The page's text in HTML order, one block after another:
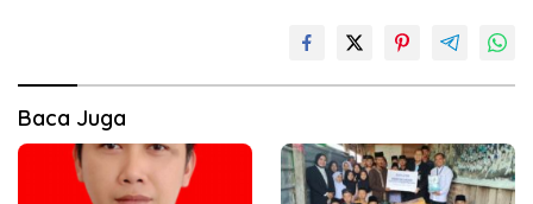
Baca Juga